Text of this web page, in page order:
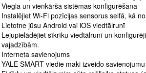
Viegla un vienkārša sistēmas konfigurēšana
Instalējiet Wi-Fi pozīcijas sensorus seifā, kā
Lietotne jūsu Android vai iOS viedtālrunī
Lejupielādējiet sīkrīku viedtālrunī un
vajadzībām.
Interneta savienojums
YALE SMART viedie maki izveido